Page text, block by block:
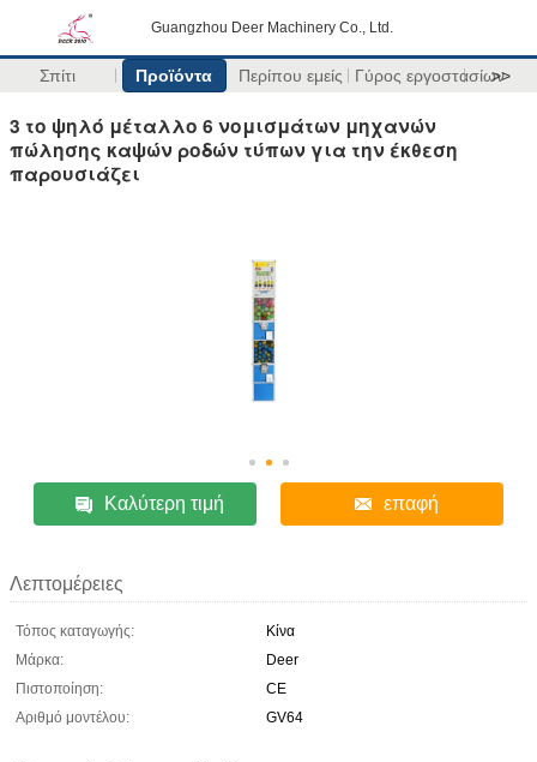
Guangzhou Deer Machinery Co., Ltd.
Σπίτι Προϊόντα Περίπου εμείς Γύρος εργοστασίων
>>
3 το ψηλό μέταλλο 6 νομισμάτων μηχανών
πώλησης καψών ροδών τύπων για την έκθεση
παρουσιάζει
Καλύτερη τιμή επαφή
Λεπτομέρειες
Τόπος καταγωγής:
Κίνα
Μάρκα:
Deer
Πιστοποίηση:
CE
Αριθμό μοντέλου:
GV64